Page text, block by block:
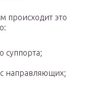
происходит это
суппорта;
направляющих;